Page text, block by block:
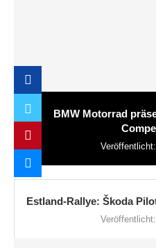
BMW Motorrad
Veröffentlicht:
Estland-Rallye: Škoda
Veröffentlicht: